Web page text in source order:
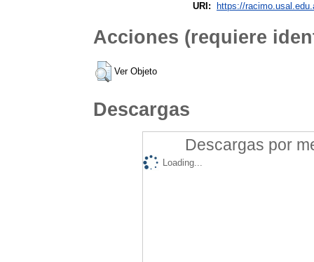
URI:
https://
Acciones (requiere
Ver Objeto
Descargas
Descargas por
Loading...